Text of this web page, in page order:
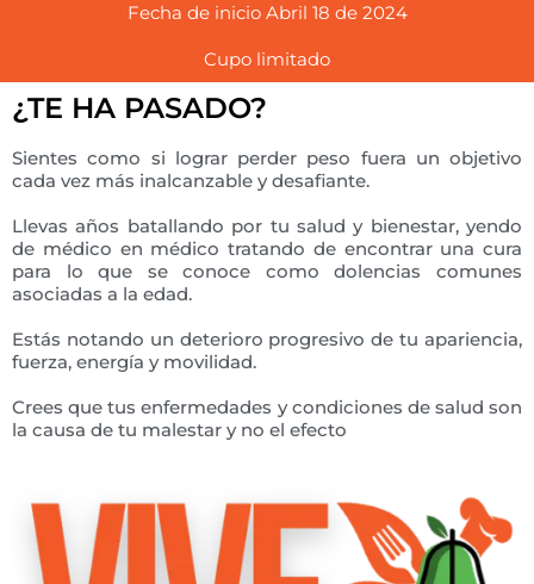
Fecha de inicio Abril 18 de 2024
Cupo limitado
¿TE HA PASADO?
Sientes como si lograr perder peso fuera un objetivo
cada vez más inalcanzable y desafiante.
Llevas años batallando por tu salud y bienestar, yendo
de médico en médico tratando de encontrar una cura
para lo que se conoce como dolencias comunes
asociadas a la edad.
Estás notando un deterioro progresivo de tu apariencia,
fuerza, energía y movilidad.
Crees que tus enfermedades y condiciones de salud son
la causa de tu malestar y no el efecto